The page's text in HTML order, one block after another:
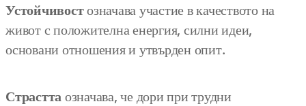
Устойчивостозначава участие в качеството на
живот с положителна енергия, силни идеи,
основани отношения и утвърден опит.
Страстта означава, че дори при трудни